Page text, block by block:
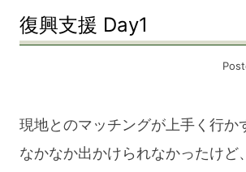
復興支援 Day1
現地とのマッチングが上手く行か
なかなか出かけられなかったけど、